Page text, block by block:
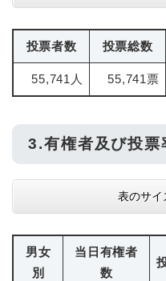
投票者数 投票総数
55,741人 55,741票
3.有権者及び投票
表のサイ
男女
別
当日有権者
数